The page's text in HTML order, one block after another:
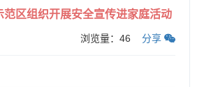
范区组织开展安全宣传进家庭活动
浏览量： 46 分享